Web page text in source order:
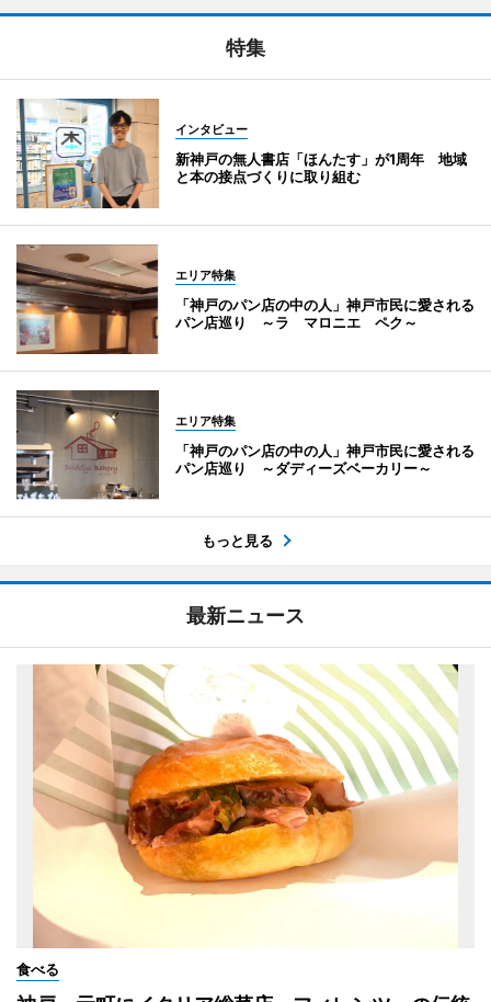
特集
インタビュー
新神戸の無人書店「ほんたす」が1周年 地域
と本の接点づくりに取り組む
エリア特集
「神戸のパン店の中の人」神戸市民に愛される
パン店巡り ～ラ マロニエ ペク～
エリア特集
「神戸のパン店の中の人」神戸市民に愛される
パン店巡り ～ダディーズベーカリー～
もっと見る
最新ニュース
食べる